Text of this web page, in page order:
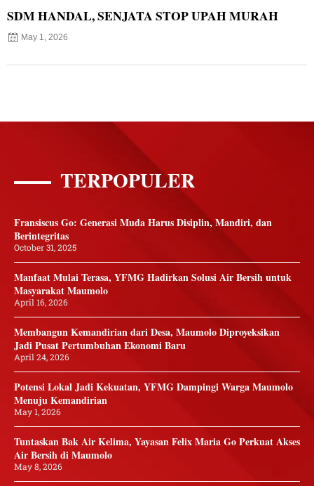
SDM HANDAL, SENJATA STOP UPAH MURAH
May 1, 2026
TERPOPULER
Fransiscus Go: Generasi Muda Harus Disiplin, Mandiri, dan
Berintegritas
October 31, 2025
Manfaat Mulai Terasa, YFMG Hadirkan Solusi Air Bersih untuk
Masyarakat Maumolo
April 16, 2026
Membangun Kemandirian dari Desa, Maumolo Diproyeksikan
Jadi Pusat Pertumbuhan Ekonomi Baru
April 24, 2026
Potensi Lokal Jadi Kekuatan, YFMG Dampingi Warga Maumolo
Menuju Kemandirian
May 1, 2026
Tuntaskan Bak Air Kelima, Yayasan Felix Maria Go Perkuat Akses
Air Bersih di Maumolo
May 8, 2026